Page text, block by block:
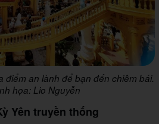
điểm an lành để bạn đến chiêm bái.
họa: Lio Nguyễn
Yên truyền thống